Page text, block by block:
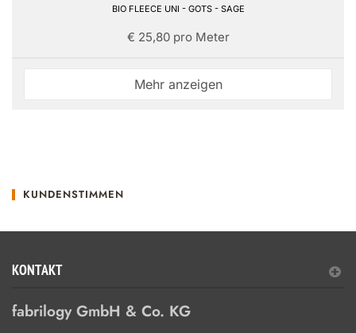
BIO FLEECE UNI - GOTS - SAGE
€ 25,80 pro Meter
Mehr anzeigen
KUNDENSTIMMEN
KONTAKT
fabrilogy GmbH & Co. KG